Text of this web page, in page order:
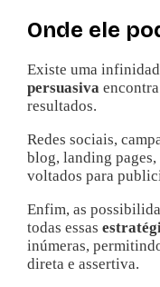
Onde ele
Existe uma
persuasiva
resultados.
Redes sociais,
blog, landing
voltados para
Enfim, as
todas essas
inúmeras,
direta e assertiva.